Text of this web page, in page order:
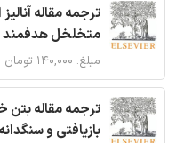
ترجمه مقاله
متخلخل هدفمند
مبلغ: ۱۴۰,۰۰۰ تومان
ترجمه مقاله بتن
بازیافتی و